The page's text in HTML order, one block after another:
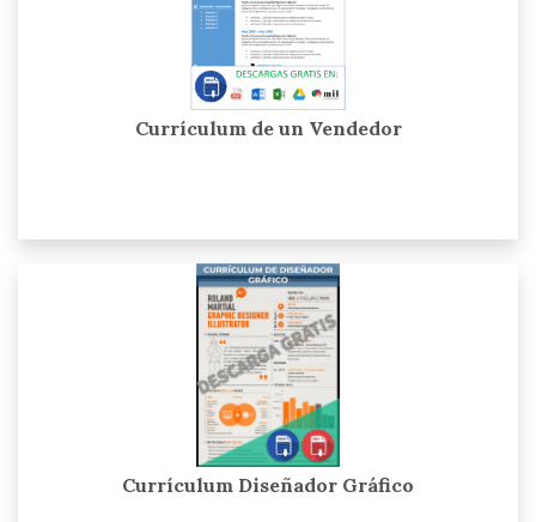
Currículum de un Vendedor
Currículum Diseñador Gráfico